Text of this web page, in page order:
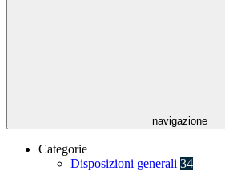
navigazione
Categorie
Disposizioni generali 34